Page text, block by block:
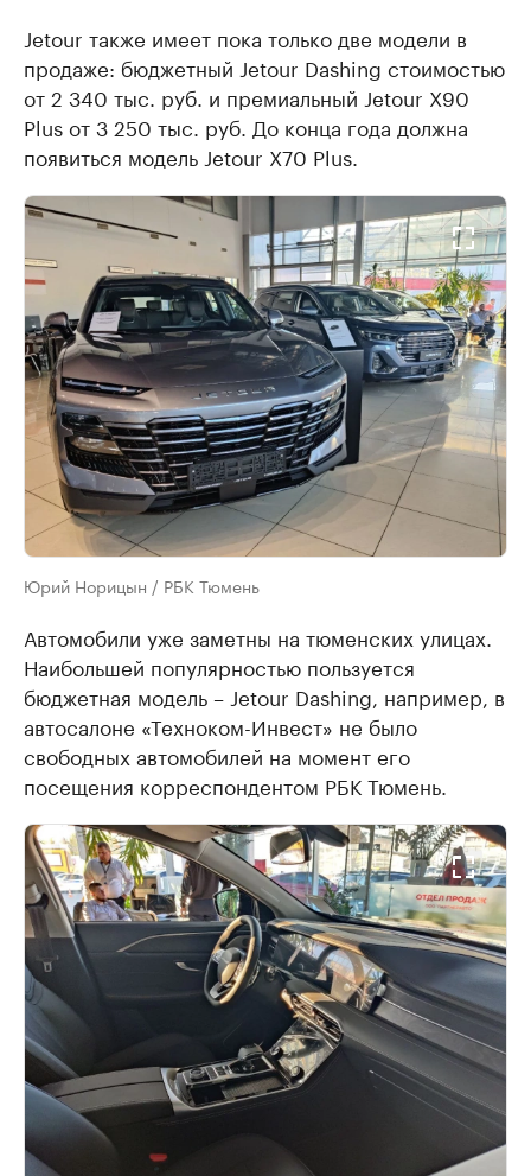
Jetour также имеет пока только две модели в
продаже: бюджетный Jetour Dashing стоимостью
от 2 340 тыс. руб. и премиальный Jetour X90
Plus от 3 250 тыс. руб. До конца года должна
появиться модель Jetour X70 Plus.
Юрий Норицын / РБК Тюмень
Автомобили уже заметны на тюменских улицах.
Наибольшей популярностью пользуется
бюджетная модель – Jetour Dashing, например, в
автосалоне «Техноком-Инвест» не было
свободных автомобилей на момент его
посещения корреспондентом РБК Тюмень.